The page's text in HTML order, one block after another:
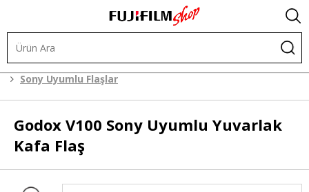
Sony Uyumlu Flaşlar
Godox V100 Sony Uyumlu Yuvarlak
Kafa Flaş